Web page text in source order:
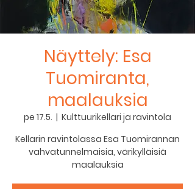
Näyttely: Esa
Tuomiranta,
maalauksia
pe 17.5.
  |
Kulttuurikellari ja ravintola
Kellarin ravintolassa Esa Tuomirannan
vahvatunnelmaisia, värikylläisiä
maalauksia